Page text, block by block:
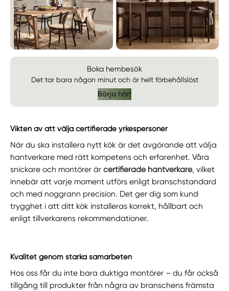
Boka hembesök
Det tar bara någon minut och är helt förbehållslöst
Börja här!
Vikten av att välja certifierade yrkespersoner
När du ska installera nytt kök är det avgörande att välja
hantverkare med rätt kompetens och erfarenhet. Våra
snickare och montörer ärcertifierade hantverkare, vilket
innebär att varje moment utförs enligt branschstandard
och med noggrann precision. Det ger dig som kund
trygghet i att ditt kök installeras korrekt, hållbart och
enligt tillverkarens rekommendationer.
Kvalitet genom starka samarbeten
Hos oss får du inte bara duktiga montörer – du får också
tillgång till produkter från några av branschens främsta